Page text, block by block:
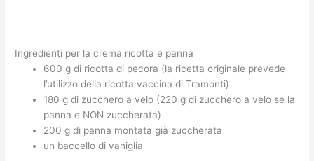
Ingredienti per la crema ricotta e panna
600 g di ricotta di pecora (la ricetta originale prevede
l’utilizzo della ricotta vaccina di Tramonti)
180 g di zucchero a velo (220 g di zucchero a velo se la
panna e NON zuccherata)
200 g di panna montata già zuccherata
un baccello di vaniglia